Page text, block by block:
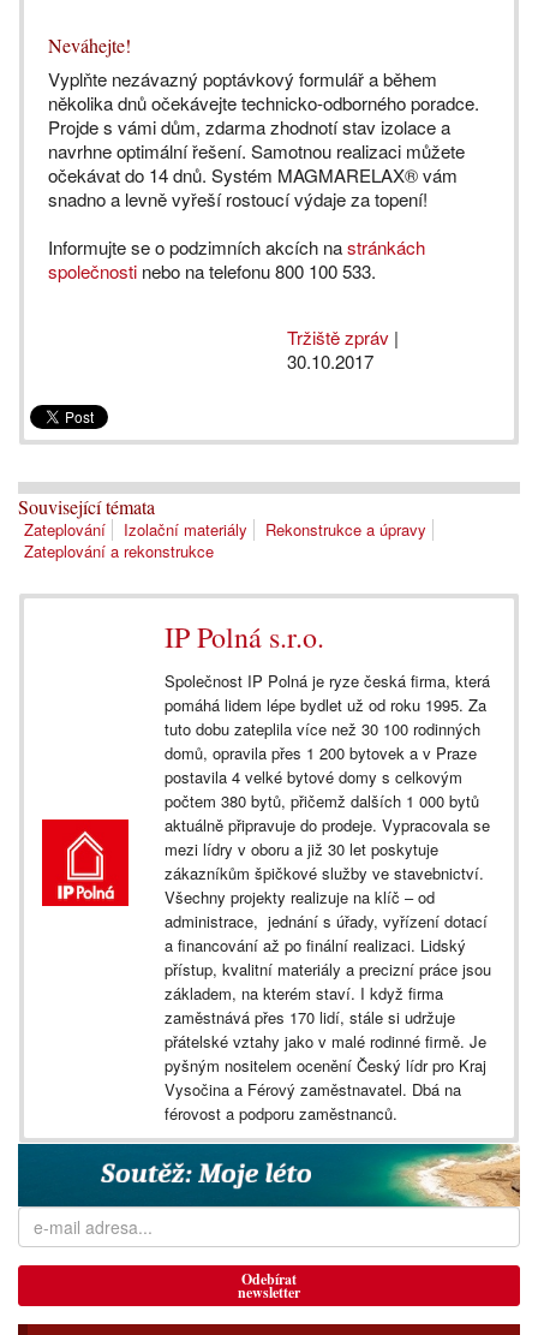
Neváhejte!
Vyplňte nezávazný poptávkový formulář a během
několika dnů očekávejte technicko-odborného poradce.
Projde s vámi dům, zdarma zhodnotí stav izolace a
navrhne optimální řešení. Samotnou realizaci můžete
očekávat do 14 dnů. Systém MAGMARELAX® vám
snadno a levně vyřeší rostoucí výdaje za topení!
Informujte se o podzimních akcích nastránkách
společnosti nebo na telefonu 800 100 533.
Tržiště zpráv |
30.10.2017
Související témata
Zateplování Izolační materiály
Rekonstrukce a úpravy
Zateplování a rekonstrukce
IP Polná s.r.o.
Společnost IP Polná je ryze česká firma, která
pomáhá lidem lépe bydlet už od roku 1995. Za
tuto dobu zateplila více než 30 100 rodinných
domů, opravila přes 1 200 bytovek a v Praze
postavila 4 velké bytové domy s celkovým
počtem 380 bytů, přičemž dalších 1 000 bytů
aktuálně připravuje do prodeje. Vypracovala se
mezi lídry v oboru a již 30 let poskytuje
zákazníkům špičkové služby ve stavebnictví.
Všechny projekty realizuje na klíč – od
administrace, jednání s úřady, vyřízení dotací
a financování až po finální realizaci. Lidský
přístup, kvalitní materiály a precizní práce jsou
základem, na kterém staví. I když firma
zaměstnává přes 170 lidí, stále si udržuje
přátelské vztahy jako v malé rodinné firmě. Je
pyšným nositelem ocenění Český lídr pro Kraj
Vysočina a Férový zaměstnavatel. Dbá na
férovost a podporu zaměstnanců.
Odebírat
newsletter